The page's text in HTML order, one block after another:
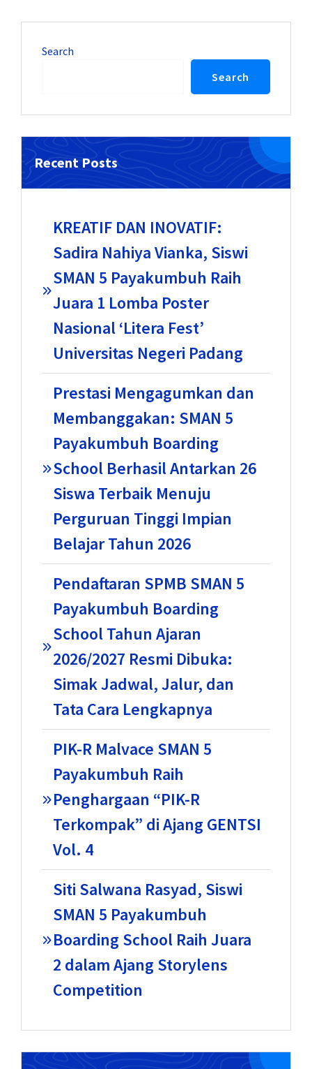
Search
Search
Recent Posts
KREATIF DAN INOVATIF:
Sadira Nahiya Vianka, Siswi
SMAN 5 Payakumbuh Raih
Juara 1 Lomba Poster
Nasional ‘Litera Fest’
Universitas Negeri Padang
Prestasi Mengagumkan dan
Membanggakan: SMAN 5
Payakumbuh Boarding
School Berhasil Antarkan 26
Siswa Terbaik Menuju
Perguruan Tinggi Impian
Belajar Tahun 2026
Pendaftaran SPMB SMAN 5
Payakumbuh Boarding
School Tahun Ajaran
2026/2027 Resmi Dibuka:
Simak Jadwal, Jalur, dan
Tata Cara Lengkapnya
PIK-R Malvace SMAN 5
Payakumbuh Raih
Penghargaan “PIK-R
Terkompak” di Ajang GENTSI
Vol. 4
Siti Salwana Rasyad, Siswi
SMAN 5 Payakumbuh
Boarding School Raih Juara
2 dalam Ajang Storylens
Competition